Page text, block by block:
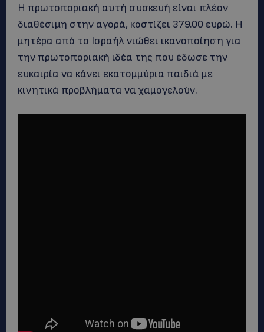
Η πρωτοποριακή αυτή συσκευή είναι πλέον
διαθέσιμη στην αγορά, κοστίζει 379.00 ευρώ. Η
μητέρα από το Ισραήλ νιώθει ικανοποίηση για
την πρωτοποριακή ιδέα της που έδωσε την
ευκαιρία να κάνει εκατομμύρια παιδιά με
κινητικά προβλήματα να χαμογελούν.